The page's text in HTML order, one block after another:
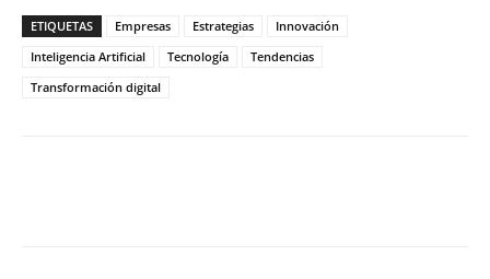
ETIQUETAS Empresas Estrategias
Innovación
Inteligencia Artificial
Tecnología
Tendencias
Transformación digital